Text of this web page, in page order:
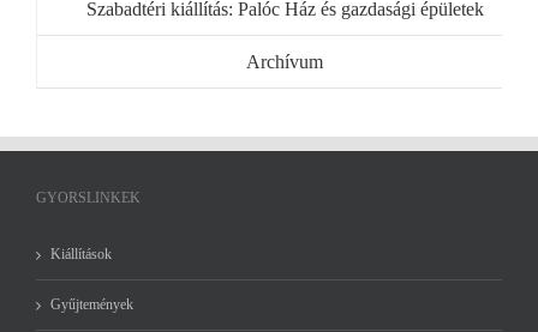
Szabadtéri kiállítás: Palóc Ház és gazdasági épületek
Archívum
GYORSLINKEK
Kiállítások
Gyűjtemények